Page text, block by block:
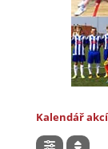
Kalendář akcí